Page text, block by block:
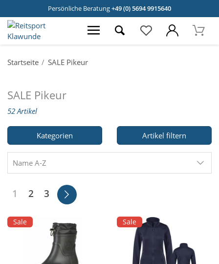
Persönliche Beratung+49 (0) 5694 9915640
Startseite SALE Pikeur
SALE Pikeur
52 Artikel
Kategorien Artikel filtern
Name A-Z
1 2 3
Sale Sale